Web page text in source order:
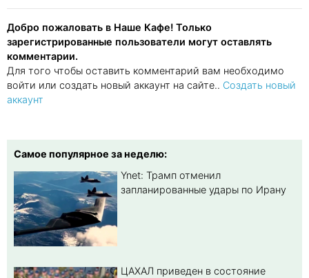
Добро пожаловать в Наше Кафе! Только
зарегистрированные пользователи могут оставлять
комментарии.
Для того чтобы оставить комментарий вам необходимо
войти или создать новый аккаунт на сайте.. Создать новый
аккаунт
Самое популярное за неделю:
Ynet: Трамп отменил
запланированные удары по Ирану
ЦАХАЛ приведен в состояние